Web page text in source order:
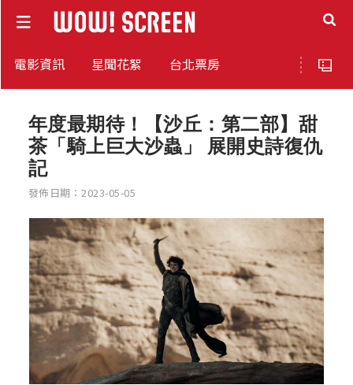
電影資訊 星聞花絮 台北票房
年度最期待！【沙丘：第二部】甜
茶「騎上巨大沙蟲」 展開史詩復仇
記
發佈日期：2023-05-05